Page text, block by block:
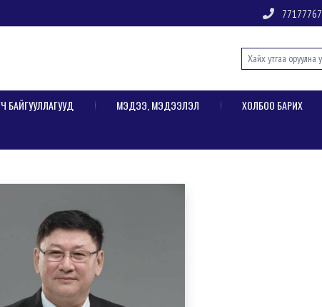
77177767
БАЙГУУЛЛАГУУД МЭДЭЭ, МЭДЭЭЛЭЛ ХОЛБОО БАРИХ